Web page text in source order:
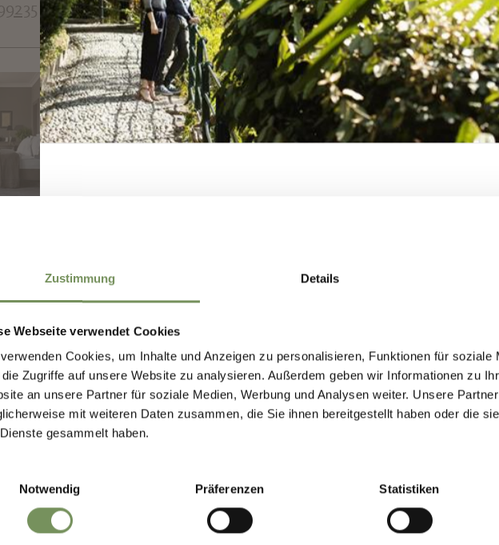
Zustimmung Details
Webseite verwendet Cookies
Cookies, um Inhalte und Anzeigen zu personalisieren, Funktionen für soziale
die Zugriffe auf unsere Website zu analysieren. Außerdem geben wir Informationen zu
an unsere Partner für soziale Medien, Werbung und Analysen weiter. Unsere
mit weiteren Daten zusammen, die Sie ihnen bereitgestellt haben oder die
gesammelt haben.
Notwendig
Präferenzen Statistiken
HOTEL
HOTEL VILLA IRMA S
Schönblickstr. 17 39012 Meran
39012 Meran
KARL WOLF ATELIER
39012 Meran
GESTALTEN —
GEMEINSAM.
MERANS ZUKUNFT GESTALTEN —
GEMEINSAM.